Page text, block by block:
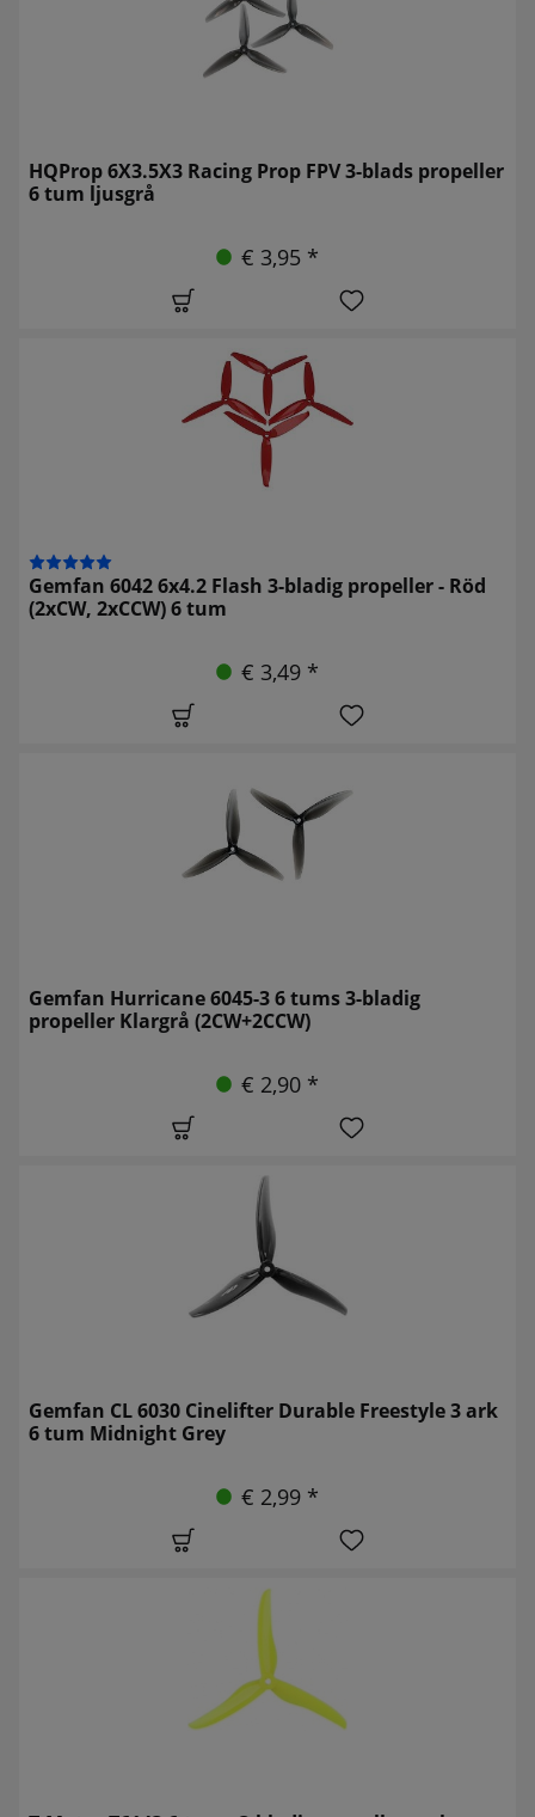
HQProp 6X3.5X3 Racing Prop FPV 3-blads propeller
6 tum ljusgrå
€ 3,95 *
Gemfan 6042 6x4.2 Flash 3-bladig propeller - Röd
(2xCW, 2xCCW) 6 tum
€ 3,49 *
Gemfan Hurricane 6045-3 6 tums 3-bladig
propeller Klargrå (2CW+2CCW)
€ 2,90 *
Gemfan CL 6030 Cinelifter Durable Freestyle 3 ark
6 tum Midnight Grey
€ 2,99 *